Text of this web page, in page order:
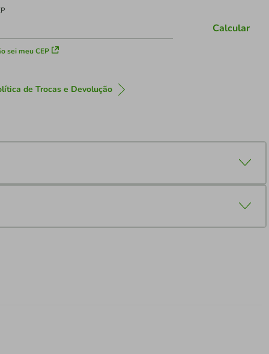
sei meu CEP
Calcular
de Trocas e Devolução